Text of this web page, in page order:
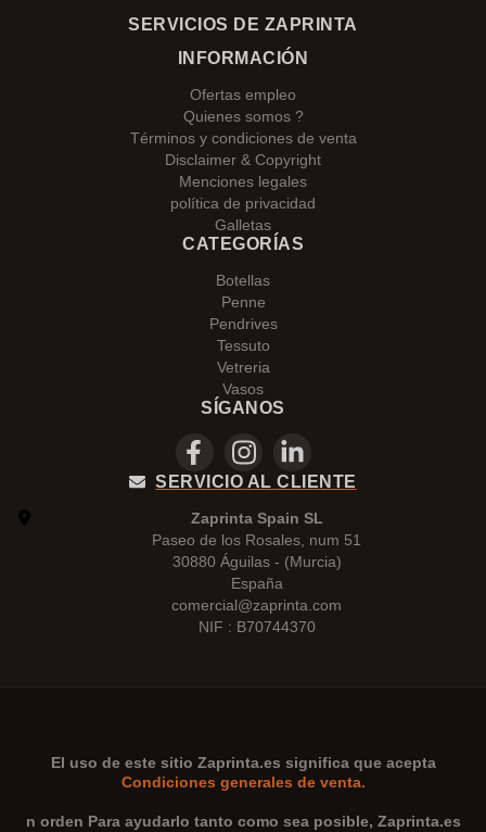
SERVICIOS DE ZAPRINTA
INFORMACIÓN
Ofertas empleo
Quienes somos ?
Términos y condiciones de venta
Disclaimer & Copyright
Menciones legales
política de privacidad
Galletas
CATEGORÍAS
Botellas
Penne
Pendrives
Tessuto
Vetreria
Vasos
SÍGANOS
SERVICIO AL CLIENTE
Zaprinta Spain SL
Paseo de los Rosales, num 51
30880 Águilas - (Murcia)
España
comercial@zaprinta.com
NIF : B70744370
El uso de este sitio Zaprinta.es significa que acepta
Condiciones generales de venta.
n orden Para ayudarlo tanto como sea posible, Zaprinta.es